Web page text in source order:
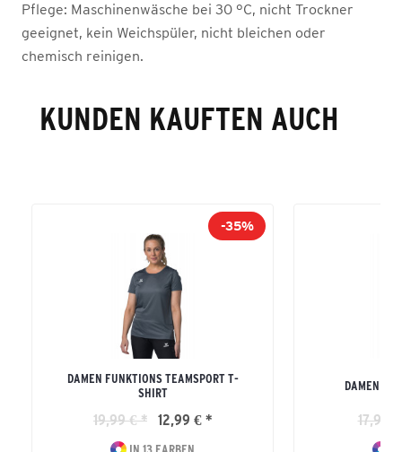
Pflege: Maschinenwäsche bei 30 °C, nicht Trockner
geeignet, kein Weichspüler, nicht bleichen oder
chemisch reinigen.
KUNDEN KAUFTEN AUCH
-35%
DAMEN FUNKTIONS TEAMSPORT T-
SHIRT
19,99 € * 12,99 € *
DAMEN
17,99